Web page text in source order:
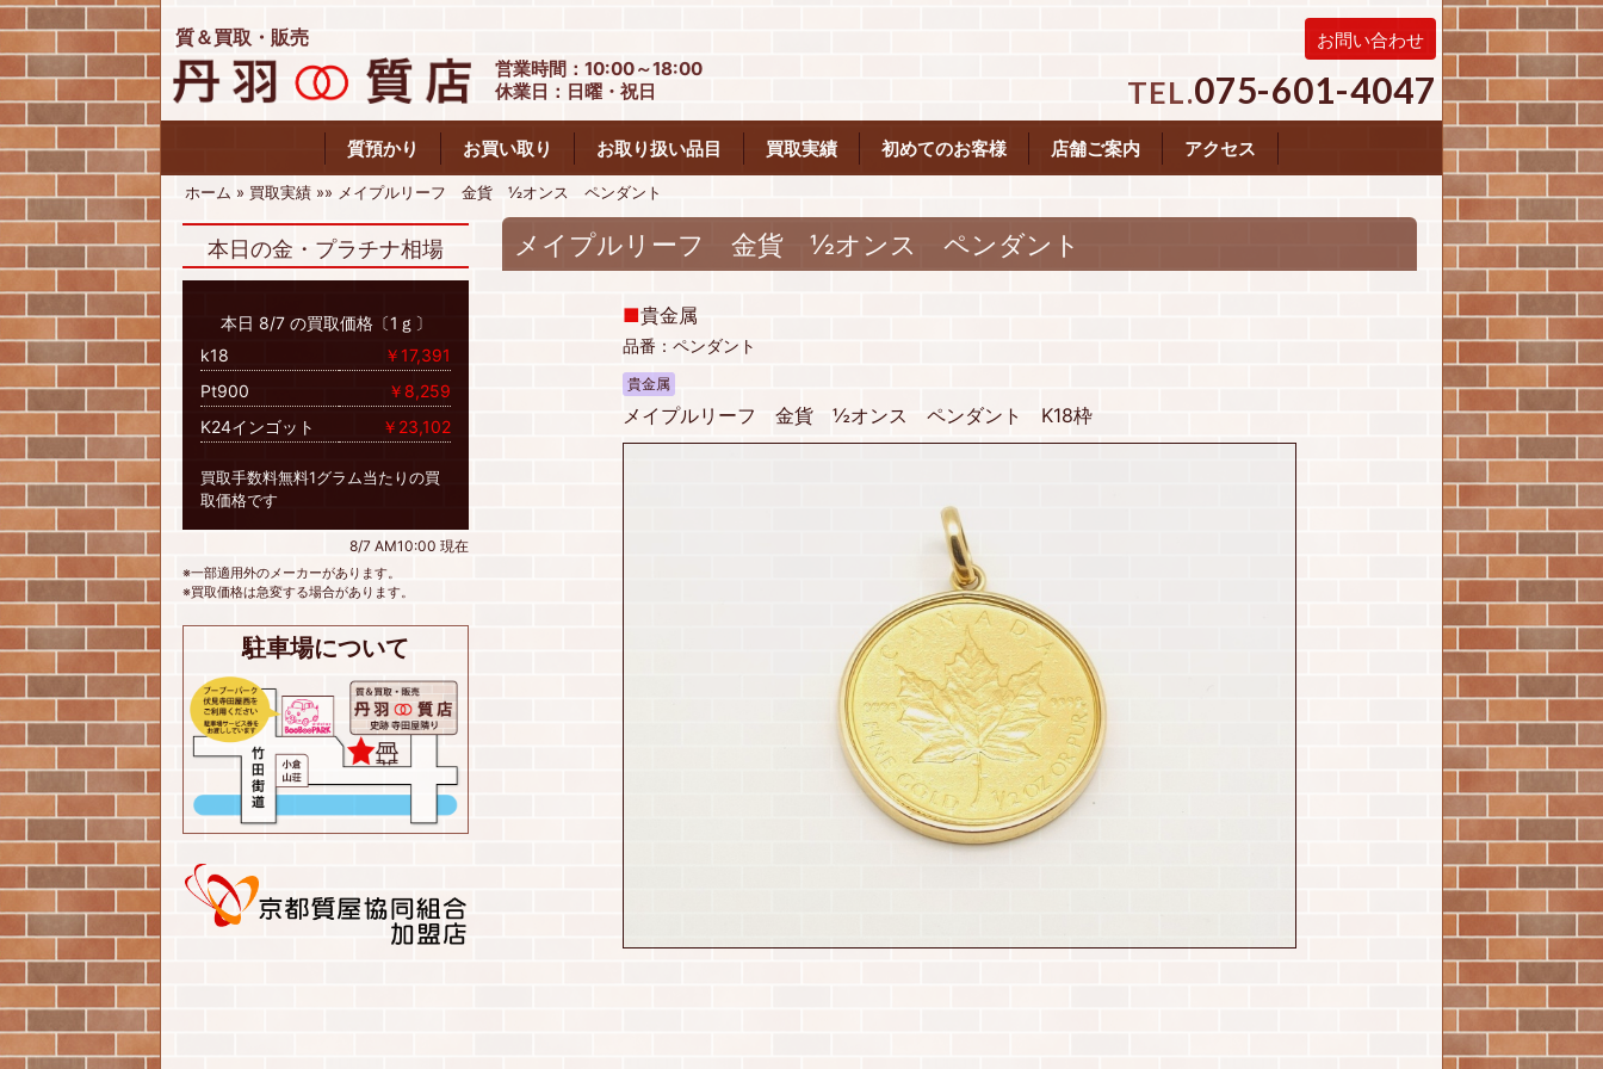
お問い合わせ
TEL.075-601-4047
営業時間：10:00～18:00
休業日：日曜・祝日
質＆買取・販売
質預かり お買い取り お取り扱い品目 買取実績 初めてのお客様 店舗ご案内 アクセス
ホーム » 買取実績 »» メイプルリーフ 金貨 ½オンス ペンダント
メイプルリーフ 金貨 ½オンス ペンダント
■貴金属
品番：ペンダント
貴金属
メイプルリーフ 金貨 ½オンス ペンダント K18枠
本日の金・プラチナ相場
本日 8/7 の買取価格〔1ｇ〕
k18
￥17,391
Pt900
￥8,259
K24インゴット
￥23,102
買取手数料無料1グラム当たりの買
取価格です
8/7 AM10:00 現在
※一部適用外のメーカーがあります。
※買取価格は急変する場合があります。
駐車場について